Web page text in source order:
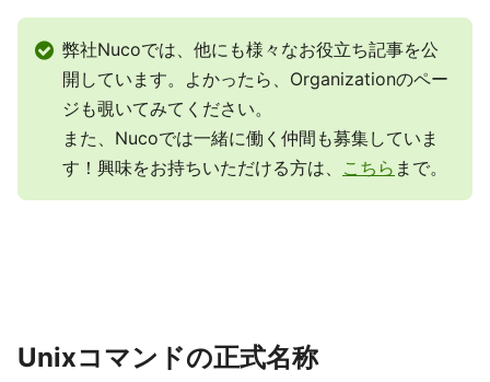
弊社Nucoでは、他にも様々なお役立ち記事を公
開しています。よかったら、Organizationのペー
ジも覗いてみてください。
また、Nucoでは一緒に働く仲間も募集していま
す！興味をお持ちいただける方は、 こちら まで。
Unixコマンドの正式名称